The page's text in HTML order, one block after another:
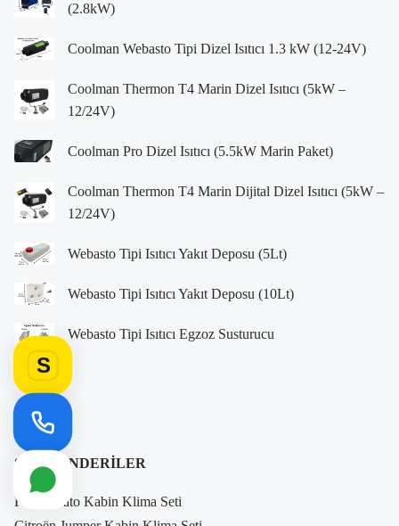
(2.8kW)
Coolman Webasto Tipi Dizel Isıtıcı 1.3 kW (12-24V)
Coolman Thermon T4 Marin Dizel Isıtıcı (5kW –
12/24V)
Coolman Pro Dizel Isıtıcı (5.5kW Marin Paket)
Coolman Thermon T4 Marin Dijital Dizel Isıtıcı (5kW –
12/24V)
Webasto Tipi Isıtıcı Yakıt Deposu (5Lt)
Webasto Tipi Isıtıcı Yakıt Deposu (10Lt)
Webasto Tipi Isıtıcı Egzoz Susturucu
SON GÖNDERILER
Fiat Ducato Kabin Klima Seti
S